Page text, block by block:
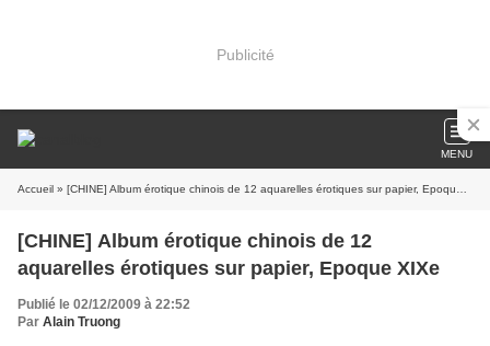
Publicité
MENU
Accueil » [CHINE] Album érotique chinois de 12 aquarelles érotiques sur papier, Epoque XIXe
[CHINE] Album érotique chinois de 12
aquarelles érotiques sur papier, Epoque XIXe
Publié le 02/12/2009 à 22:52
Par Alain Truong